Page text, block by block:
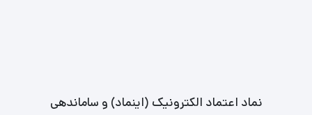
نماد اعتماد الکترونیک (اینماد) و ساماندهی